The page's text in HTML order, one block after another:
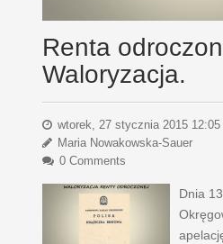
Renta
Waloryzacja.
wtorek, 27 stycznia 2015 12:05
Maria Nowakowska-Sauer
0 Comments
Dnia